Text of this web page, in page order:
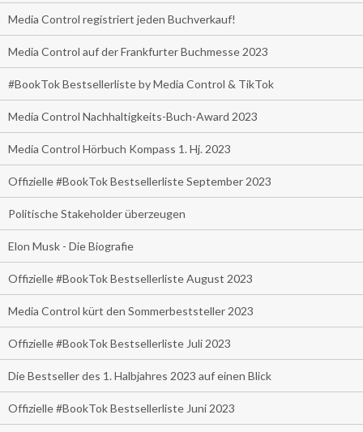
Media Control registriert jeden Buchverkauf!
Media Control auf der Frankfurter Buchmesse 2023
#BookTok Bestsellerliste by Media Control & TikTok
Media Control Nachhaltigkeits-Buch-Award 2023
Media Control Hörbuch Kompass 1. Hj. 2023
Offizielle #BookTok Bestsellerliste September 2023
Politische Stakeholder überzeugen
Elon Musk - Die Biografie
Offizielle #BookTok Bestsellerliste August 2023
Media Control kürt den Sommerbeststeller 2023
Offizielle #BookTok Bestsellerliste Juli 2023
Die Bestseller des 1. Halbjahres 2023 auf einen Blick
Offizielle #BookTok Bestsellerliste Juni 2023